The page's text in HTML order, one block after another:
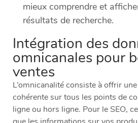
mieux comprendre et
résultats de recherche.
Intégration des
omnicanales pour
ventes
L’omnicanalité consiste à offrir
cohérente sur tous les points de
ligne ou hors ligne. Pour le SEO,